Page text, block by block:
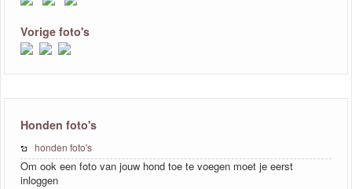
Vorige foto's
Honden foto's
honden foto's
Om ook een foto van jouw hond toe te voegen moet je eerst
inloggen